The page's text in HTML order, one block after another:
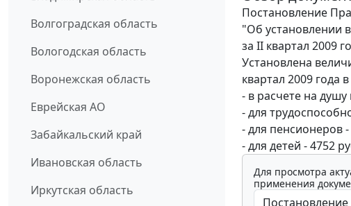
Волгоградская область
Вологодская область
Воронежская область
Еврейская АО
Забайкальский край
Ивановская область
Иркутская область
Постановление
"Об установлении
за II квартал 2009
Установлена
квартал 2009 года
- в расчете на
- для
- для пенсионеров
- для детей - 4752
Для просмотра
применения